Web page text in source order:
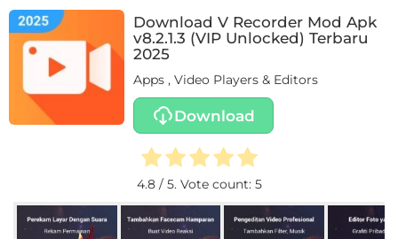
Arcade
Card
Casual
Download V Recorder Mod Apk
v8.2.1.3 (VIP Unlocked) Terbaru
2025
Apps , Video Players & Editors
Download
4.8/ 5. Vote count: 5